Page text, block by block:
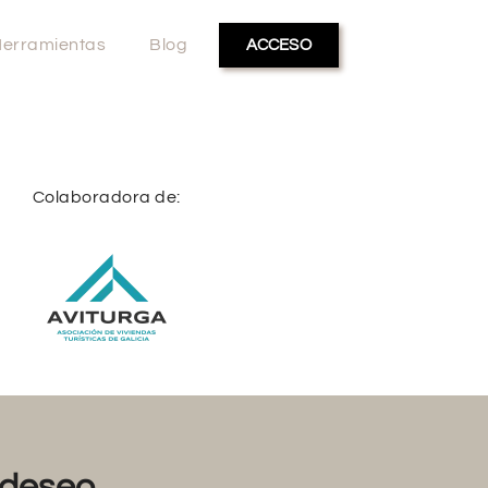
Blog ACCESO
Colaboradora de: